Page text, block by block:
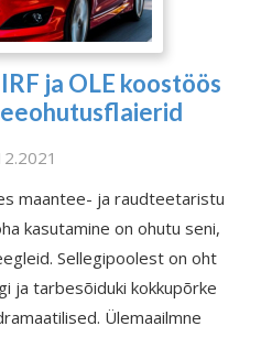
ja OLE koostöös
maantee- ja raudteetaristu
kasutamine on ohutu seni,
Sellegipoolest on oht
ja tarbesõiduki kokkupõrke
Ülemaailmne